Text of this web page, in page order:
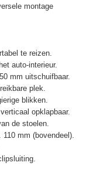
montage
te reizen.
auto-interieur.
mm uitschuifbaar.
plek.
blikken.
opklapbaar.
de stoelen.
mm (bovendeel).